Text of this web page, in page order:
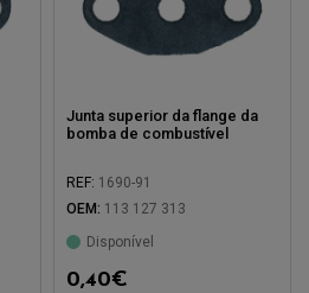
Junta superior da flange da
bomba de combustível
REF: 1690-91
OEM: 113 127 313
Disponível
0,40€
Compatível com: